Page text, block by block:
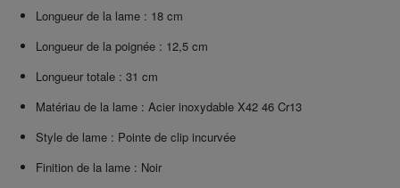
Longueur de la lame : 18 cm
Longueur de la poignée : 12,5 cm
Longueur totale : 31 cm
Matériau de la lame : Acier inoxydable X42 46 Cr13
Style de lame : Pointe de clip incurvée
Finition de la lame : Noir